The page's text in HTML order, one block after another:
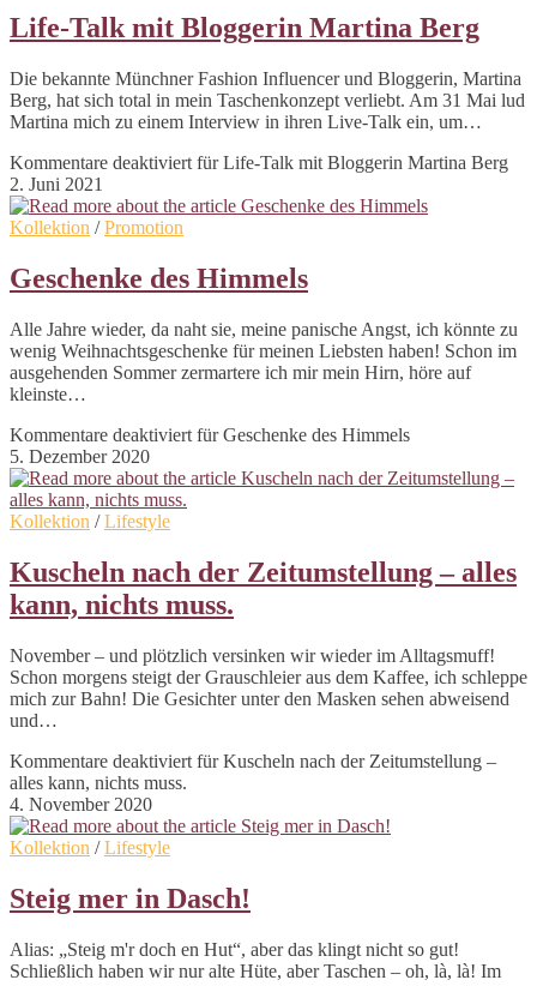
Life-Talk mit Bloggerin Martina Berg
Die bekannte Münchner Fashion Influencer und Bloggerin, Martina
Berg, hat sich total in mein Taschenkonzept verliebt. Am 31 Mai lud
Martina mich zu einem Interview in ihren Live-Talk ein, um…
Kommentare deaktiviert für Life-Talk mit Bloggerin Martina Berg
2. Juni 2021
Kollektion /Promotion
Geschenke des Himmels
Alle Jahre wieder, da naht sie, meine panische Angst, ich könnte zu
wenig Weihnachtsgeschenke für meinen Liebsten haben! Schon im
ausgehenden Sommer zermartere ich mir mein Hirn, höre auf
kleinste…
Kommentare deaktiviert für Geschenke des Himmels
5. Dezember 2020
Kollektion /Lifestyle
Kuscheln nach der Zeitumstellung – alles
kann, nichts muss.
November – und plötzlich versinken wir wieder im Alltagsmuff!
Schon morgens steigt der Grauschleier aus dem Kaffee, ich schleppe
mich zur Bahn! Die Gesichter unter den Masken sehen abweisend
und…
Kommentare deaktiviert für Kuscheln nach der Zeitumstellung –
alles kann, nichts muss.
4. November 2020
Kollektion /Lifestyle
Steig mer in Dasch!
Alias: „Steig m'r doch en Hut“, aber das klingt nicht so gut!
Schließlich haben wir nur alte Hüte, aber Taschen – oh, là, là! Im